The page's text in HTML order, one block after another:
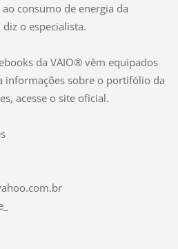
consumo de energia da
o especialista.
da VAIO® vêm equipados
informações sobre o portifólio da
acesse o site oficial.